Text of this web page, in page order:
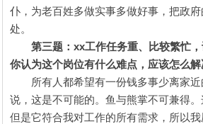
仆，为老百姓多做实事多做好事，把政
处。
第三题：xx工作任务重、比较繁忙，
你认为这个岗位有什么难点，应该怎么
所有人都希望有一份钱多事少离家近
说，这是不可能的。鱼与熊掌不可兼得。
但是它符合我对工作的所有需求，所以我